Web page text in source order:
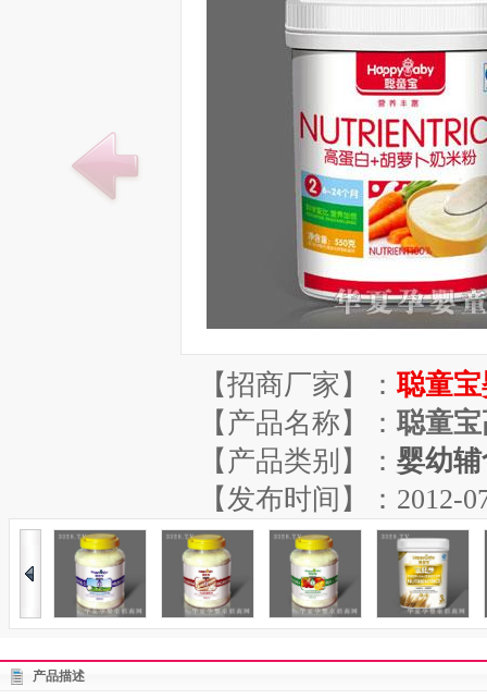
【招商厂家】： 聪童
【产品名称】： 聪童
【产品类别】： 婴幼
【发布时间】：2012-
产品描述